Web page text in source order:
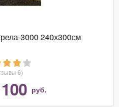
3000 240х300см
6)
руб.